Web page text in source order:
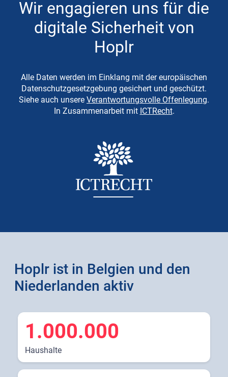
Wir engagieren uns für die
digitale Sicherheit von
Hoplr
Alle Daten werden im Einklang mit der europäischen
Datenschutzgesetzgebung gesichert und geschützt.
Siehe auch unsere Verantwortungsvolle Offenlegung.
In Zusammenarbeit mit ICTRecht.
Hoplr ist in Belgien und den
Niederlanden aktiv
1.000.000
Haushalte